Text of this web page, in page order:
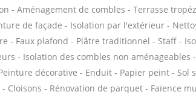
- Aménagement de combles - Terrasse
de façade - Isolation par l'extérieur -
- Faux plafond - Plâtre traditionnel - Staff -
- Isolation des combles non aménageables
décorative - Enduit - Papier peint - Sol
Cloisons - Rénovation de parquet - Faïence